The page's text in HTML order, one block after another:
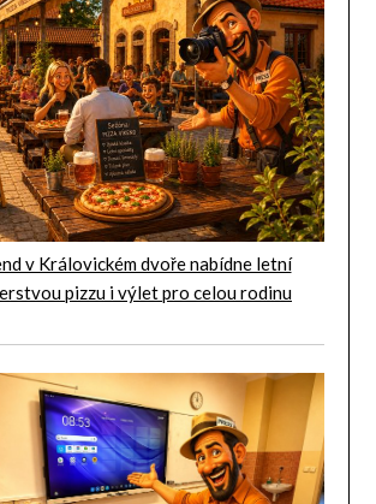
v Královickém dvoře nabídne letní
pizzu i výlet pro celou rodinu